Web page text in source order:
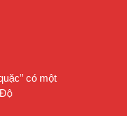
có một